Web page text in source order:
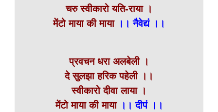
चरु स्वीकारो यति-राया ।
मेंटो माया की माया ।। नैवेद्यं ।।
प्रवचन धरा अलबेली ।
दे सुलझा हरिक पहेली ।।
स्वीकारो दीवा लाया ।
मेंटो माया की माया ।। दीपं ।।